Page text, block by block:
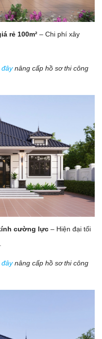
rẻ 100m² – Chi phí xây
đâynâng cấp hồ sơ thi công
cường lực – Hiện đại tối
đâynâng cấp hồ sơ thi công